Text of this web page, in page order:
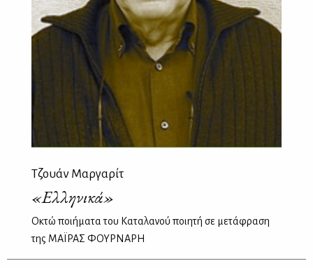
Τζουάν Μαργαρίτ
«Ελληνικά»
Οκτώ ποιήματα του Καταλανού ποιητή σε μετάφραση
της ΜΑΪΡΑΣ ΦΟΥΡΝΑΡΗ